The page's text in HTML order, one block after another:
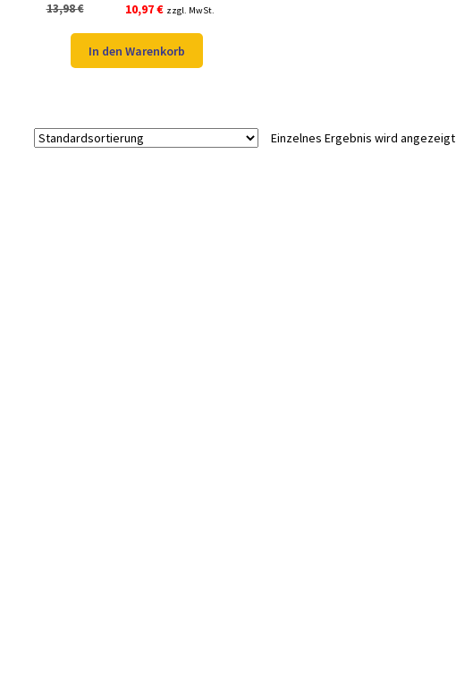
13,98€
Ursprünglicher
war:
13,98 €
10,97€Aktueller
ist:
10,97 €.
zzgl. MwSt.
In den Warenkorb
Einzelnes Ergebnis wird angezeigt